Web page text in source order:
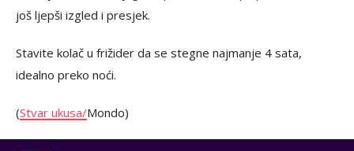
još ljepši izgled i presjek.
Stavite kolač u frižider da se stegne najmanje 4 sata,
idealno preko noći.
(Stvar ukusa/Mondo)